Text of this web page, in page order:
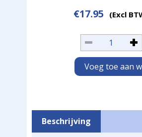
€17.95 (Excl
Voeg toe aan
Beschrijving